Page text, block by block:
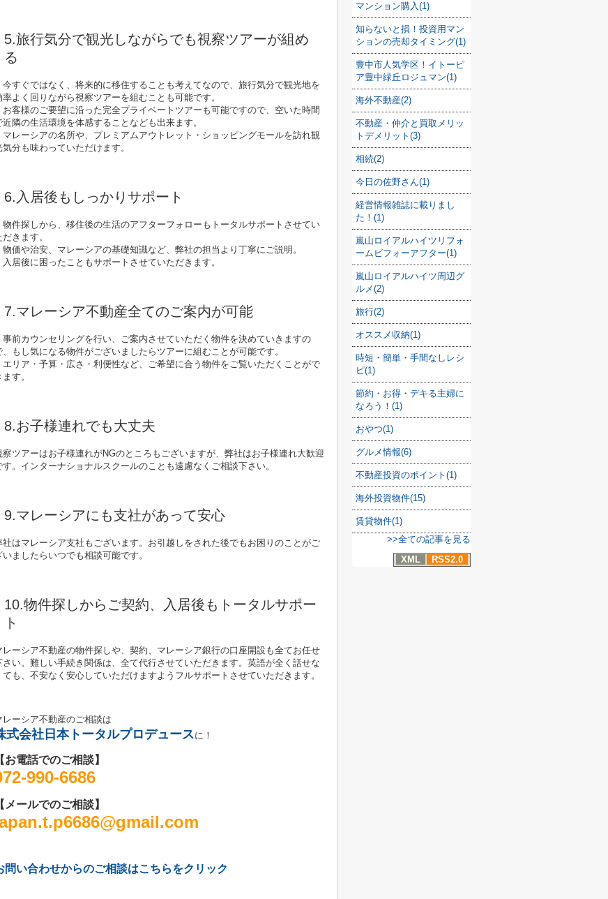
5.旅行気分で観光しながらでも視察ツアーが組め
る
今すぐではなく、将来的に移住することも考えてなので、旅行気分で観光地を
率よく回りながら視察ツアーを組むことも可能です。
お客様のご要望に沿った完全プライベートツアーも可能ですので、空いた時間
近隣の生活環境を体感することなども出来ます。
マレーシアの名所や、プレミアムアウトレット・ショッピングモールを訪れ観
気分も味わっていただけます。
6.入居後もしっかりサポート
物件探しから、移住後の生活のアフターフォローもトータルサポートさせてい
だきます。
物価や治安、マレーシアの基礎知識など、弊社の担当より丁寧にご説明。
入居後に困ったこともサポートさせていただきます。
7.マレーシア不動産全てのご案内が可能
事前カウンセリングを行い、ご案内させていただく物件を決めていきますの
、もし気になる物件がございましたらツアーに組むことが可能です。
エリア・予算・広さ・利便性など、ご希望に合う物件をご覧いただくことがで
ます。
8.お子様連れでも大丈夫
察ツアーはお子様連れがNGのところもございますが、弊社はお子様連れ大歓迎
す。インターナショナルスクールのことも遠慮なくご相談下さい。
9.マレーシアにも支社があって安心
社はマレーシア支社もございます。お引越しをされた後でもお困りのことがご
いましたらいつでも相談可能です。
10.物件探しからご契約、入居後もトータルサポー
ト
レーシア不動産の物件探しや、契約、マレーシア銀行の口座開設も全てお任せ
さい。難しい手続き関係は、全て代行させていただきます。英語が全く話せな
ても、不安なく安心していただけますようフルサポートさせていただきます。
レーシア不動産のご相談は
式会社日本トータルプロデュースに！
【お電話でのご相談】
990-6686
【メールでのご相談】
問い合わせからのご相談はこちらをクリック
マンション購入(1)
知らないと損！投資用マン
ションの売却タイミング(1)
豊中市人気学区！イトーピ
ア豊中緑丘ロジュマン(1)
海外不動産(2)
不動産・仲介と買取メリッ
トデメリット(3)
相続(2)
今日の佐野さん(1)
経営情報雑誌に載りまし
た！(1)
嵐山ロイアルハイツリフォ
ームビフォーアフター(1)
嵐山ロイアルハイツ周辺グ
ルメ(2)
旅行(2)
オススメ収納(1)
時短・簡単・手間なしレシ
ピ(1)
節約・お得・デキる主婦に
なろう！(1)
おやつ(1)
グルメ情報(6)
不動産投資のポイント(1)
海外投資物件(15)
賃貸物件(1)
>>全ての記事を見る
XML
RSS2.0